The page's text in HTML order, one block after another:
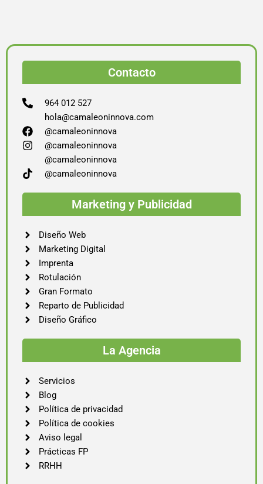
Contacto
964 012 527
hola@camaleoninnova.com
@camaleoninnova
@camaleoninnova
@camaleoninnova
@camaleoninnova
Marketing y Publicidad
Diseño Web
Marketing Digital
Imprenta
Rotulación
Gran Formato
Reparto de Publicidad
Diseño Gráfico
La Agencia
Servicios
Blog
Política de privacidad
Política de cookies
Aviso legal
Prácticas FP
RRHH